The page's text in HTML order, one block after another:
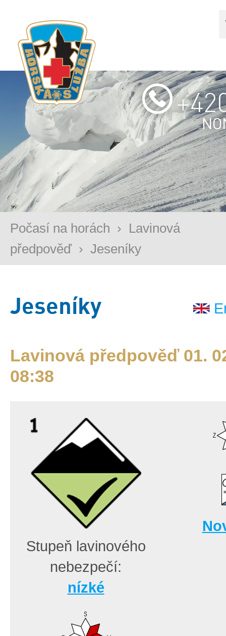
Počasí na horách › Lavinová
předpověď › Jeseníky
Jeseníky
Lavinová předpověď 01.
08:38
Stupeň lavinového
nebezpečí:
nízké